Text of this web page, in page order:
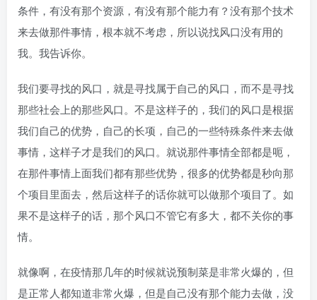
条件，有没有那个资源，有没有那个能力有？没有那个技术
来去做那件事情，根本就不考虑，所以说找风口没有用的
我。我告诉你。
我们要寻找的风口，就是寻找属于自己的风口，而不是寻找
那些社会上的那些风口。不是这样子的，我们的风口是根据
我们自己的优势，自己的长项，自己的一些特殊条件来去做
事情，这样子才是我们的风口。就说那件事情全部都是呃，
在那件事情上面我们都有那些优势，很多的优势都是秒向那
个项目里面去，然后这样子的话你就可以做那个项目了。如
果不是这样子的话，那个风口不管它有多大，都不关你的事
情。
就像啊，在疫情那几年的时候就说预制菜是非常火爆的，但
是正常人都知道非常火爆，但是自己没有那个能力去做，没